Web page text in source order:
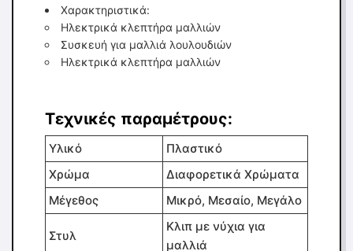
Χαρακτηριστικά:
Ηλεκτρικά κλεπτήρα μαλλιών
Συσκευή για μαλλιά λουλουδιών
Ηλεκτρικά κλεπτήρα μαλλιών
Τεχνικές παραμέτρους:
Υλικό
Πλαστικό
Χρώμα
Διαφορετικά Χρώματα
Μέγεθος
Μικρό, Μεσαίο, Μεγάλο
Στυλ
Κλιπ με νύχια για
μαλλιά